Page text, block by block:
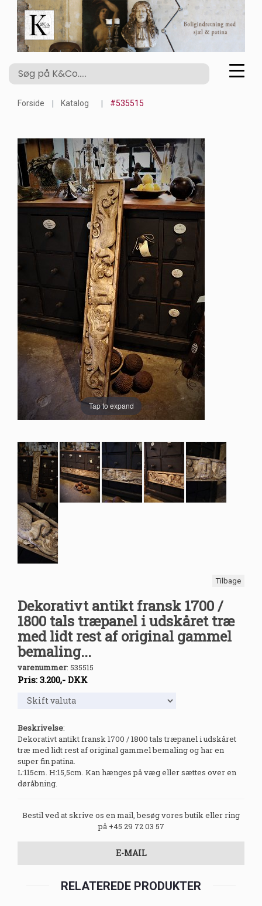
Forside Katalog #535515
Tap to expand
Tilbage
Dekorativt antikt fransk 1700 /
1800 tals træpanel i udskåret træ
med lidt rest af original gammel
bemaling...
varenummer: 535515
Pris: 3.200,- DKK
Beskrivelse:
Dekorativt antikt fransk 1700 / 1800 tals træpanel i udskåret
træ med lidt rest af original gammel bemaling og har en
super fin patina.
L:115cm. H:15,5cm. Kan hænges på væg eller sættes over en
døråbning.
Bestil ved at skrive os en mail, besøg vores butik eller ring
på +45 29 72 03 57
E-MAIL
RELATEREDE PRODUKTER